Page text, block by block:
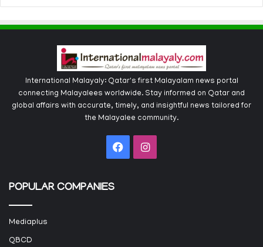
International Malayaly: Qatar's first Malayalam news portal
connecting Malayalees worldwide. Stay informed on Qatar and
global affairs with accurate, timely, and insightful news tailored for
the Malayalee community.
FacebookInstagram
POPULAR COMPANIES
Mediaplus
QBCD